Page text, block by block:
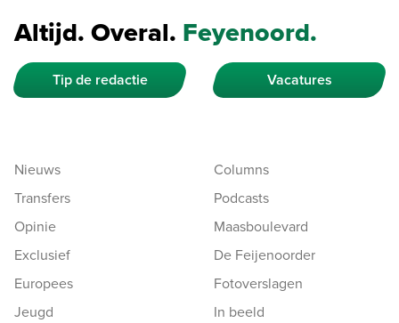
Altijd. Overal. Feyenoord.
Tip de redactie Vacatures
Nieuws
Transfers
Opinie
Exclusief
Europees
Jeugd
Columns
Podcasts
Maasboulevard
De Feijenoorder
Fotoverslagen
In beeld